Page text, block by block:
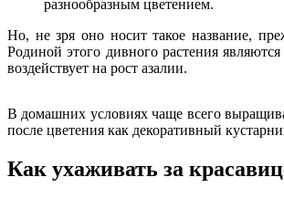
разнообразным цветением.
Но, не зря оно носит такое название,
Родиной этого дивного растения
воздействует на рост азалии.
В домашних условиях чаще всего
после цветения как декоративный
Как ухаживать за